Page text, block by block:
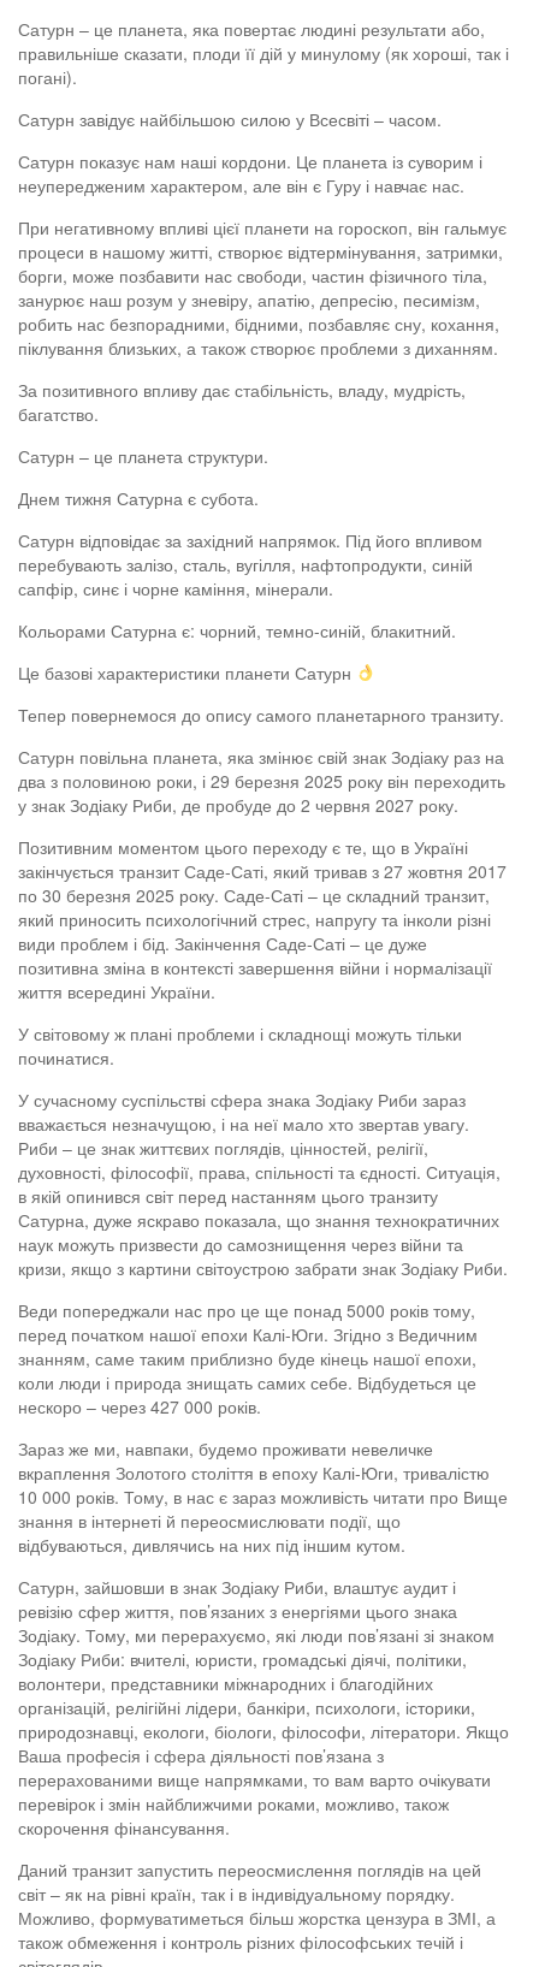
Сатурн – це планета, яка повертає людині результати або,
правильніше сказати, плоди її дій у минулому (як хороші, так і
погані).
Сатурн завідує найбільшою силою у Всесвіті – часом.
Сатурн показує нам наші кордони. Це планета із суворим і
неупередженим характером, але він є Гуру і навчає нас.
При негативному впливі цієї планети на гороскоп, він гальмує
процеси в нашому житті, створює відтермінування, затримки,
борги, може позбавити нас свободи, частин фізичного тіла,
занурює наш розум у зневіру, апатію, депресію, песимізм,
робить нас безпорадними, бідними, позбавляє сну, кохання,
піклування близьких, а також створює проблеми з диханням.
За позитивного впливу дає стабільність, владу, мудрість,
багатство.
Сатурн – це планета структури.
Днем тижня Сатурна є субота.
Сатурн відповідає за західний напрямок. Під його впливом
перебувають залізо, сталь, вугілля, нафтопродукти, синій
сапфір, синє і чорне каміння, мінерали.
Кольорами Сатурна є: чорний, темно-синій, блакитний.
Це базові характеристики планети Сатурн
Тепер повернемося до опису самого планетарного транзиту.
Сатурн повільна планета, яка змінює свій знак Зодіаку раз на
два з половиною роки, і 29 березня 2025 року він переходить
у знак Зодіаку Риби, де пробуде до 2 червня 2027 року.
Позитивним моментом цього переходу є те, що в Україні
закінчується транзит Саде-Саті, який тривав з 27 жовтня 2017
по 30 березня 2025 року. Саде-Саті – це складний транзит,
який приносить психологічний стрес, напругу та інколи різні
види проблем і бід. Закінчення Саде-Саті – це дуже
позитивна зміна в контексті завершення війни і нормалізації
життя всередині України.
У світовому ж плані проблеми і складнощі можуть тільки
починатися.
У сучасному суспільстві сфера знака Зодіаку Риби зараз
вважається незначущою, і на неї мало хто звертав увагу.
Риби – це знак життєвих поглядів, цінностей, релігії,
духовності, філософії, права, спільності та єдності. Ситуація,
в якій опинився світ перед настанням цього транзиту
Сатурна, дуже яскраво показала, що знання технократичних
наук можуть призвести до самознищення через війни та
кризи, якщо з картини світоустрою забрати знак Зодіаку Риби.
Веди попереджали нас про це ще понад 5000 років тому,
перед початком нашої епохи Калі-Юги. Згідно з Ведичним
знанням, саме таким приблизно буде кінець нашої епохи,
коли люди і природа знищать самих себе. Відбудеться це
нескоро – через 427 000 років.
Зараз же ми, навпаки, будемо проживати невеличке
вкраплення Золотого століття в епоху Калі-Юги, тривалістю
10 000 років. Тому, в нас є зараз можливість читати про Вище
знання в інтернеті й переосмислювати події, що
відбуваються, дивлячись на них під іншим кутом.
Сатурн, зайшовши в знак Зодіаку Риби, влаштує аудит і
ревізію сфер життя, пов’язаних з енергіями цього знака
Зодіаку. Тому, ми перерахуємо, які люди пов’язані зі знаком
Зодіаку Риби: вчителі, юристи, громадські діячі, політики,
волонтери, представники міжнародних і благодійних
організацій, релігійні лідери, банкіри, психологи, історики,
природознавці, екологи, біологи, філософи, літератори. Якщо
Ваша професія і сфера діяльності пов’язана з
перерахованими вище напрямками, то вам варто очікувати
перевірок і змін найближчими роками, можливо, також
скорочення фінансування.
Даний транзит запустить переосмислення поглядів на цей
світ – як на рівні країн, так і в індивідуальному порядку.
Можливо, формуватиметься більш жорстка цензура в ЗМІ, а
також обмеження і контроль різних філософських течій і